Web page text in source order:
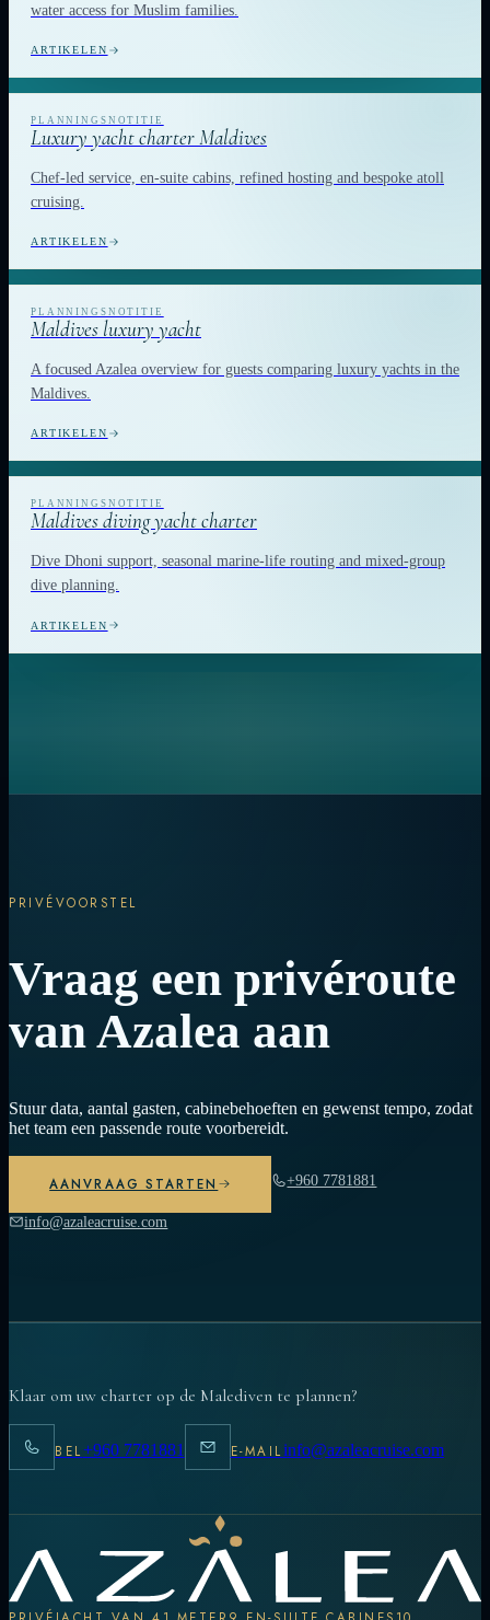
water access for Muslim families.
ARTIKELEN
Luxury yacht charter Maldives
Chef-led service, en-suite cabins, refined hosting and bespoke atoll
cruising.
ARTIKELEN
Maldives luxury yacht
A focused Azalea overview for guests comparing luxury yachts in the
Maldives.
ARTIKELEN
Maldives diving yacht charter
Dive Dhoni support, seasonal marine-life routing and mixed-group
dive planning.
ARTIKELEN
PRIVÉVOORSTEL
Vraag een privéroute
van Azalea aan
Stuur data, aantal gasten, cabinebehoeften en gewenst tempo, zodat
het team een passende route voorbereidt.
AANVRAAG STARTEN +960 7781881
info@azaleacruise.com
Klaar om uw charter op de Malediven te plannen?
BEL+960 7781881 E-MAILinfo@azaleacruise.com